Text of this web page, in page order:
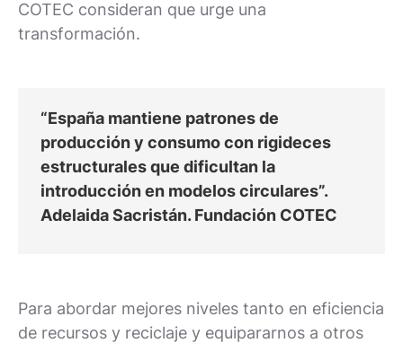
COTEC consideran que urge una
transformación.
“España mantiene patrones de
producción y consumo con rigideces
estructurales que dificultan la
introducción en modelos circulares”.
Adelaida Sacristán. Fundación COTEC
Para abordar mejores niveles tanto en eficiencia
de recursos y reciclaje y equipararnos a otros